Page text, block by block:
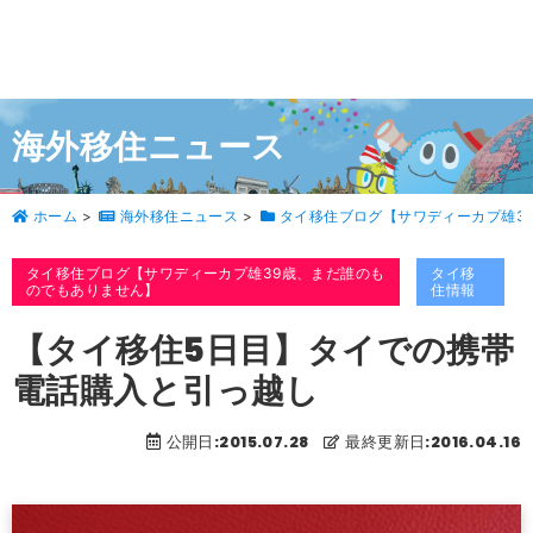
海外移住ニュース
ホーム > 海外移住ニュース > タイ移住ブログ【サワディーカプ雄
タイ移住ブログ【サワディーカプ雄39歳、まだ誰のも
のでもありません】
タイ移
住情報
【タイ移住5日目】タイでの携帯
電話購入と引っ越し
公開日:2015.07.28 最終更新日:2016.04.16